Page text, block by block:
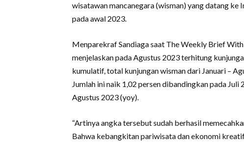
wisatawan mancanegara (wisman) yang datang
pada awal 2023.
Menparekraf Sandiaga saat The Weekly Brief
menjelaskan pada Agustus 2023 terhitung
kumulatif, total kunjungan wisman dari Januari –
Jumlah ini naik 1,02 persen dibandingkan pada
Agustus 2023 (yoy).
“Artinya angka tersebut sudah berhasil
Bahwa kebangkitan pariwisata dan ekonomi